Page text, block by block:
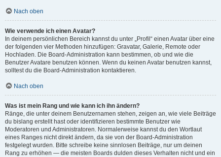
Nach oben
Wie verwende ich einen Avatar?
In deinem persönlichen Bereich kannst du unter „Profil“ einen Avatar über eine
der folgenden vier Methoden hinzufügen: Gravatar, Galerie, Remote oder
Hochladen. Die Board-Administration kann bestimmen, ob und wie die
Benutzer Avatare benutzen können. Wenn du keinen Avatar benutzen kannst,
solltest du die Board-Administration kontaktieren.
Nach oben
Was ist mein Rang und wie kann ich ihn ändern?
Ränge, die unter deinem Benutzernamen stehen, zeigen an, wie viele Beiträge
du bislang erstellt hast oder identifizieren bestimmte Benutzer wie
Moderatoren und Administratoren. Normalerweise kannst du den Wortlaut
eines Ranges nicht direkt ändern, da sie von der Board-Administration
festgelegt wurden. Bitte schreibe keine sinnlosen Beiträge, nur um deinen
Rang zu erhöhen — die meisten Boards dulden dieses Verhalten nicht und ein